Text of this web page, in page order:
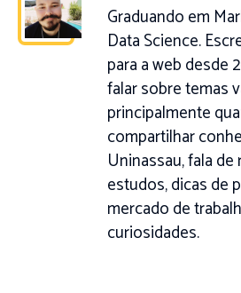
Graduando em
Data Science.
para a web desde
falar sobre temas
principalmente
compartilhar
Uninassau, fala
estudos, dicas de
mercado de
curiosidades.